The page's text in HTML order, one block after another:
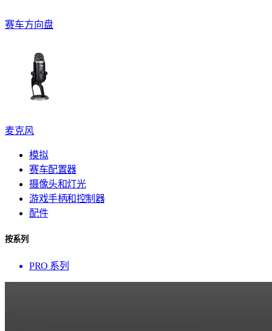
赛车方向盘
麦克风
模拟
赛车配置器
摄像头和灯光
游戏手柄和控制器
配件
按系列
PRO 系列